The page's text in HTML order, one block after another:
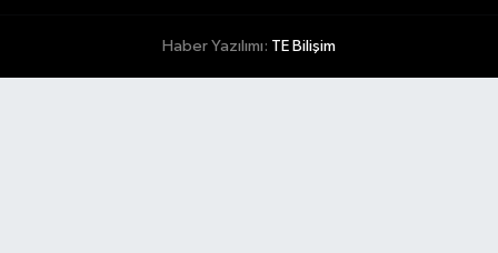
Haber Yazılımı: TE Bilişim